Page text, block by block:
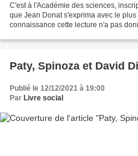
C'est à l'Académie des sciences,
que Jean Donat s'exprima avec le
connaissance cette lecture n'a pas
Paty, Spinoza et David
Publié le 12/12/2021 à 19:00
Par Livre social